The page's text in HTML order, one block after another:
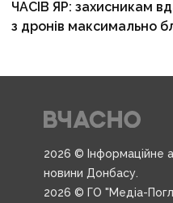
ЧАСІВ ЯР: захисникам
з дронів максимально
2026 © Інформаційне
новини Донбасу.
2026 © ГО "Медіа-